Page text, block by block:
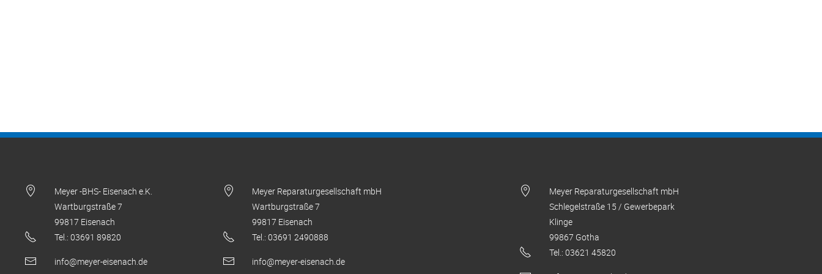
Meyer -BHS- Eisenach e.K.
Wartburgstraße 7
99817 Eisenach
Tel.: 03691 89820
info@meyer-eisenach.de
Meyer Reparaturgesellschaft mbH
Wartburgstraße 7
99817 Eisenach
Tel.: 03691 2490888
info@meyer-eisenach.de
Meyer Reparaturgesellschaft mbH
Schlegelstraße 15 / Gewerbepark
Klinge
99867 Gotha
Tel.: 03621 45820